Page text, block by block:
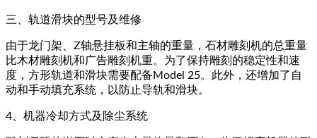
三、轨道滑块的型号及维修
由于龙门架、Z轴悬挂板和主轴的重量，石材雕刻机的总重量
比木材雕刻机和广告雕刻机重。为了保持雕刻的稳定性和速
度，方形轨道和滑块需要配备Model 25。此外，还增加了自
动和手动填充系统，以防止导轨和滑块。
4、机器冷却方式及除尘系统